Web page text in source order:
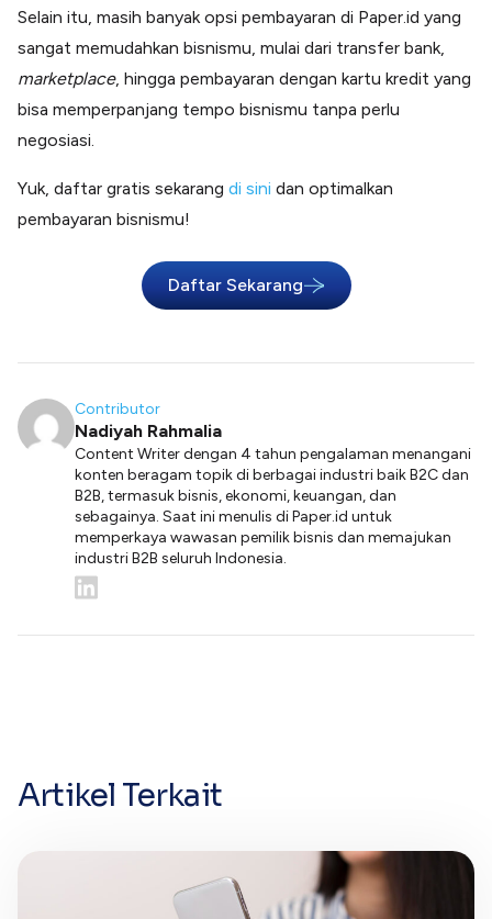
Selain itu, masih banyak opsi pembayaran di Paper.id yang
sangat memudahkan bisnismu, mulai dari transfer bank,
marketplace, hingga pembayaran dengan kartu kredit yang
bisa memperpanjang tempo bisnismu tanpa perlu
negosiasi.
Yuk, daftar gratis sekarang di sini dan optimalkan
pembayaran bisnismu!
Daftar Sekarang
Contributor
Nadiyah Rahmalia
Content Writer dengan 4 tahun pengalaman menangani
konten beragam topik di berbagai industri baik B2C dan
B2B, termasuk bisnis, ekonomi, keuangan, dan
sebagainya. Saat ini menulis di Paper.id untuk
memperkaya wawasan pemilik bisnis dan memajukan
industri B2B seluruh Indonesia.
Artikel Terkait